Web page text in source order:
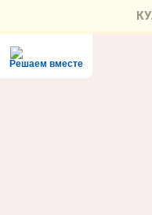
Решаем вместе